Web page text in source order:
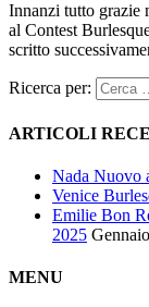
Innanzi tutto grazie
al Contest
scritto
Ricerca per:
ARTICOLI
Nada Nuovo
Venice
Emilie Bon
2025
MENU